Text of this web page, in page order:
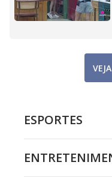
ESPORTES